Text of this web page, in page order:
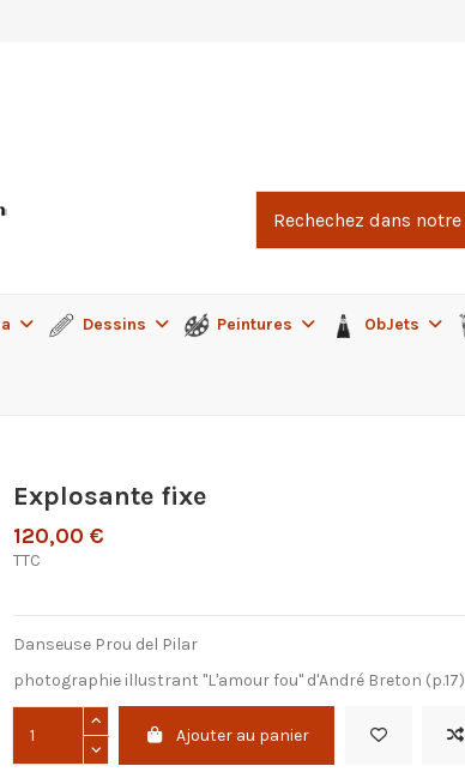
Dessins Peintures ObJets
Explosante fixe
120,00 €
TTC
Danseuse Prou del Pilar
photographie illustrant "L'amour fou" d'André Breton (p.17)
Ajouter au panier